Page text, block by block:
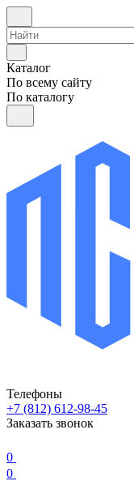
Каталог
По всему сайту
По каталогу
Телефоны
+7 (812) 612-98-45
Заказать звонок
0
0